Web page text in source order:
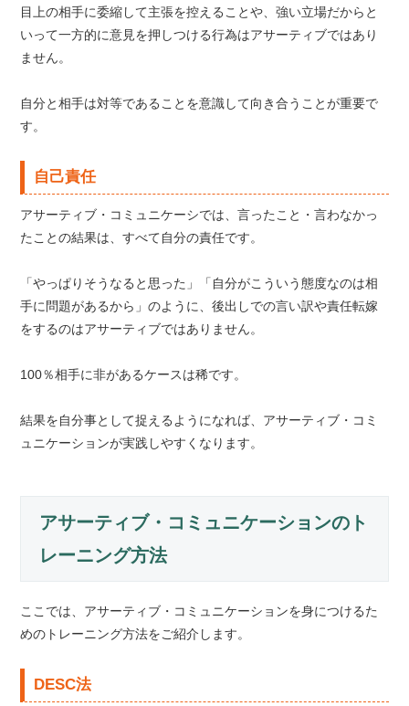
目上の相手に委縮して主張を控えることや、強い立場だからと
いって一方的に意見を押しつける行為はアサーティブではあり
ません。
自分と相手は対等であることを意識して向き合うことが重要で
す。
自己責任
アサーティブ・コミュニケーシでは、言ったこと・言わなかっ
たことの結果は、すべて自分の責任です。
「やっぱりそうなると思った」「自分がこういう態度なのは相
手に問題があるから」のように、後出しでの言い訳や責任転嫁
をするのはアサーティブではありません。
100％相手に非があるケースは稀です。
結果を自分事として捉えるようになれば、アサーティブ・コミ
ュニケーションが実践しやすくなります。
アサーティブ・コミュニケーションのト
レーニング方法
ここでは、アサーティブ・コミュニケーションを身につけるた
めのトレーニング方法をご紹介します。
DESC法